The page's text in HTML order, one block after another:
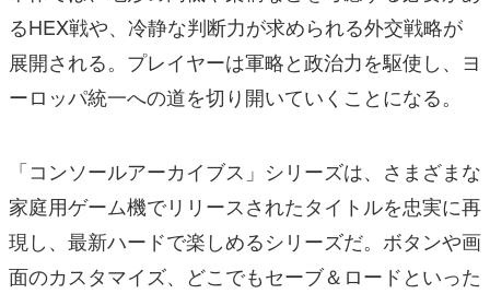
るHEX戦や、冷静な判断力が求められる外交戦略が
展開される。プレイヤーは軍略と政治力を駆使し、ヨ
ーロッパ統一への道を切り開いていくことになる。
「コンソールアーカイブス」シリーズは、さまざまな
家庭用ゲーム機でリリースされたタイトルを忠実に再
現し、最新ハードで楽しめるシリーズだ。ボタンや画
面のカスタマイズ、どこでもセーブ＆ロードといった